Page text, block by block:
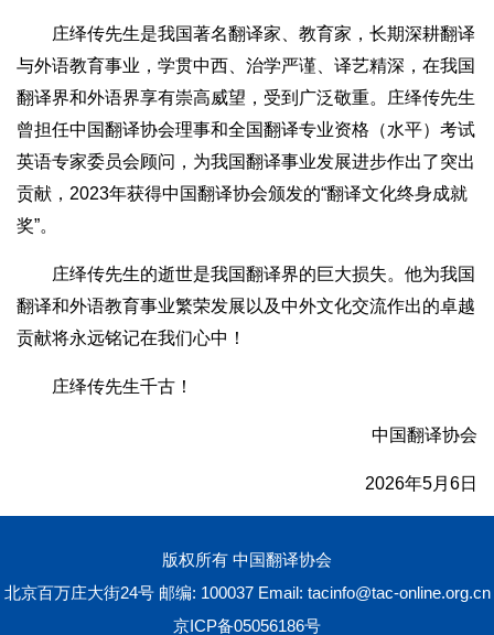
庄绎传先生是我国著名翻译家、教育家，长期深耕翻译
与外语教育事业，学贯中西、治学严谨、译艺精深，在我国
翻译界和外语界享有崇高威望，受到广泛敬重。庄绎传先生
曾担任中国翻译协会理事和全国翻译专业资格（水平）考试
英语专家委员会顾问，为我国翻译事业发展进步作出了突出
贡献，2023年获得中国翻译协会颁发的“翻译文化终身成就
奖”。
庄绎传先生的逝世是我国翻译界的巨大损失。他为我国
翻译和外语教育事业繁荣发展以及中外文化交流作出的卓越
贡献将永远铭记在我们心中！
庄绎传先生千古！
中国翻译协会
2026年5月6日
版权所有 中国翻译协会
北京百万庄大街24号 邮编: 100037 Email: tacinfo@tac-online.org.cn
京ICP备05056186号